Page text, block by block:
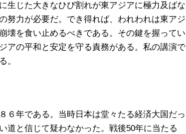
じた大きなひび割れが東アジアに極力及ばな
努力が必要だ。でき得れば、われわれは東アジ
壊を食い止めるべきである。その鍵を握ってい
アの平和と安定を守る責務がある。私の講演で
。
年である。当時日本は堂々たる経済大国だっ
道と信じて疑わなかった。戦後50年に当たる